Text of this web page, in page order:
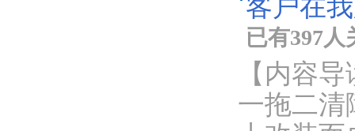
客户在
已有397
【内容
一拖二清